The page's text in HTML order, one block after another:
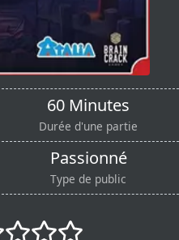
60 Minutes
Durée d'une partie
Passionné
Type de public
() () ()
()